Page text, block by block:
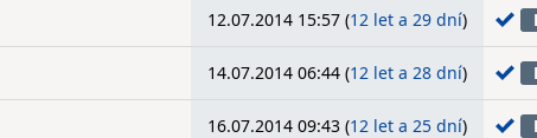
12.07.2014 15:57 (12 let a 29 dní)
14.07.2014 06:44 (12 let a 28 dní)
16.07.2014 09:43 (12 let a 25 dní)